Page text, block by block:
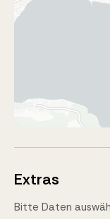
Extras
Bitte Daten